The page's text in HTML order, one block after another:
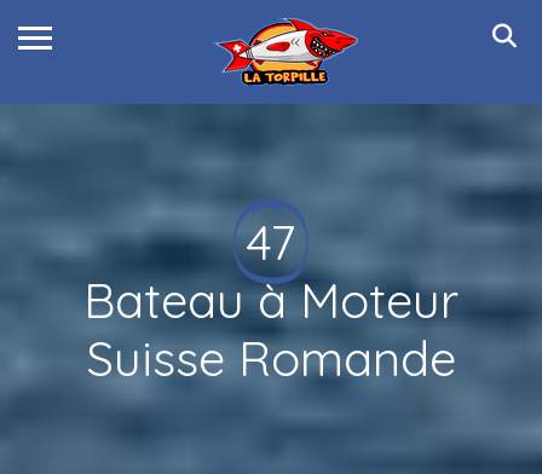
47
Bateau à Moteur
Suisse Romande